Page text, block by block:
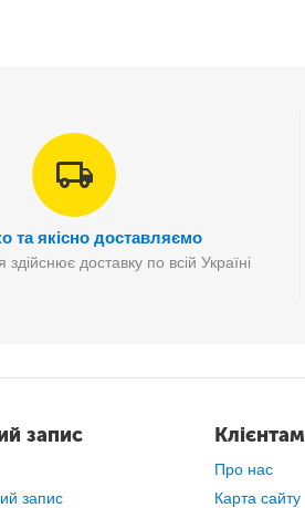
та якісно доставляємо
доставку по всій Україні
запис
запис
Клієнтам
Про нас
Карта сайту